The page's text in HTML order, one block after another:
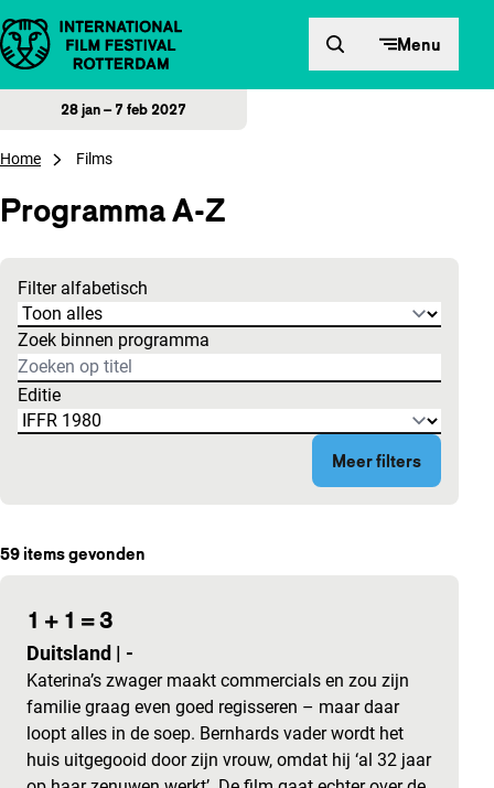
Direct naar inhoud Menu
28 jan – 7 feb 2027
Home Films
Programma A-Z
Filter alfabetisch
Zoek binnen programma
De zoekresultaten worden bijgewerkt op basis van wat je typt.
Editie
Meer filters
59 items gevonden
1 + 1 = 3
Duitsland | -
Katerina’s zwager maakt commercials en zou zijn
familie graag even goed regisseren – maar daar
loopt alles in de soep. Bernhards vader wordt het
huis uitgegooid door zijn vrouw, omdat hij ‘al 32 jaar